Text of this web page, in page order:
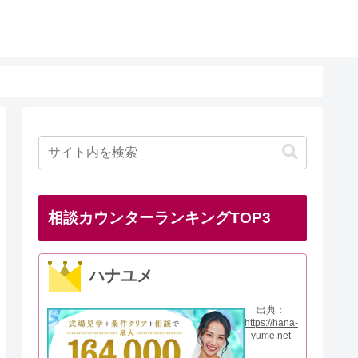
相談カウンターランキングTOP3
ハナユメ
出典：
https://hana-
yume.net